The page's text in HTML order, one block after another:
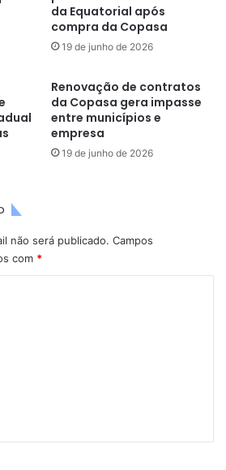
da Equatorial após
compra da Copasa
19 de junho de 2026
Renovação de contratos
da Copasa gera impasse
entre municípios e
empresa
19 de junho de 2026
não será publicado. Campos
com *